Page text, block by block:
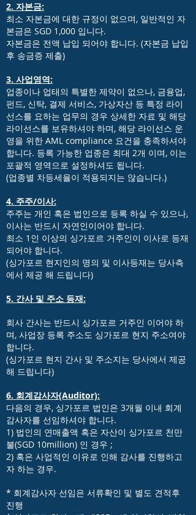
2. 자본금:
최소 자본금에 대한 규정이 없으며, 일반적인 자
본금은 SGD 1,000 입니다.
자본금은 전액 납입 되어야 합니다. (자본금 납입
후 송금증 제출)
3. 사업영역:
업종이나 업태의 특별한 제약이 없으나, 금융업,
펀드, 신탁, 결제 서비스, 가상자산 등 특정 라이
선스를 요하는 업무의 경우 상세한 자료 및 해당
라이선스를 보유하셔야 하며, 해당 라이선스 운
영을 위한 AML compliance 요건을 충족하셔야
합니다. 등록 가능한 업종은 최대 2개 이며, 이는
포괄적 영역으로 설정하셔도 됩니다.
(업종별 차등세율이 적용되지는 않습니다.)
4. 주주/이사:
주주는 개인 혹은 법인으로 등록 하실 수 있으나,
이사는 반드시 자연인이어야 합니다.
최소 1인 이상의 싱가포르 거주인이 이사로 등재
되어야 합니다.
(싱가포르 현지인의 명의 및 이사등재는 당사측
에서 제공 해 드립니다)
5. 간사 및 주소 등재:
회사 간사는 반드시 싱가포르 거주인 이어야 하
며, 사업장 등록 주소도 싱가포르 현지 주소여야
합니다.
(싱가포르 현지 간사 및 주소지는 당사에서 제공
해 드립니다)
6. 회계감사자(Auditor):
다음의 경우, 싱가포르 법인은 3개월 이내 회계
감사자를 선임하셔야 합니다.
1) 법인의 연매출액 혹은 자산이 싱가포르 천만
불(SGD 10million) 인 경우 ;
2) 혹은 사업적인 이유로 인해 감사를 진행하고
자 하는 경우.
* 회계감사자 선임은 서류확인 및 별도 견적후
진행